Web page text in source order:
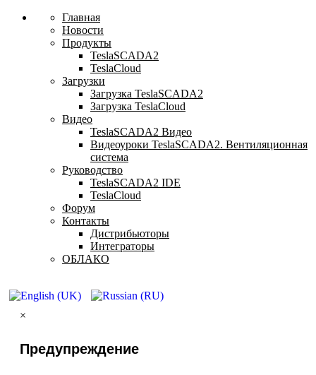
Главная
Новости
Продукты
TeslaSCADA2
TeslaCloud
Загрузки
Загрузка TeslaSCADA2
Загрузка TeslaCloud
Видео
TeslaSCADA2 Видео
Видеоуроки TeslaSCADA2. Вентиляционная
система
Руководство
TeslaSCADA2 IDE
TeslaCloud
Форум
Контакты
Дистрибьюторы
Интеграторы
ОБЛАКО
×
Предупреждение